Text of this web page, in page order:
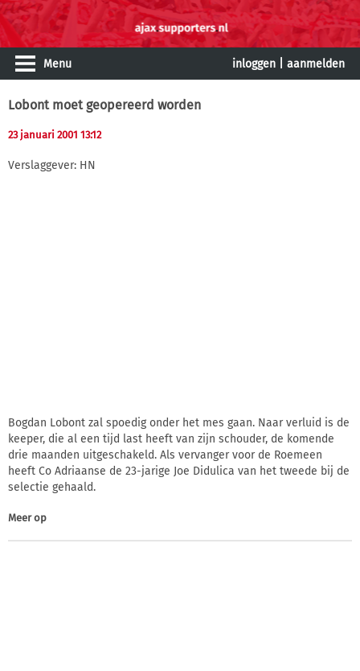
Menu inloggen aanmelden
Lobont moet geopereerd worden
23 januari 2001 13:12
Verslaggever: HN
Bogdan Lobont zal spoedig onder het mes gaan. Naar verluid is de
keeper, die al een tijd last heeft van zijn schouder, de komende
drie maanden uitgeschakeld. Als vervanger voor de Roemeen
heeft Co Adriaanse de 23-jarige Joe Didulica van het tweede bij de
selectie gehaald.
Meer op